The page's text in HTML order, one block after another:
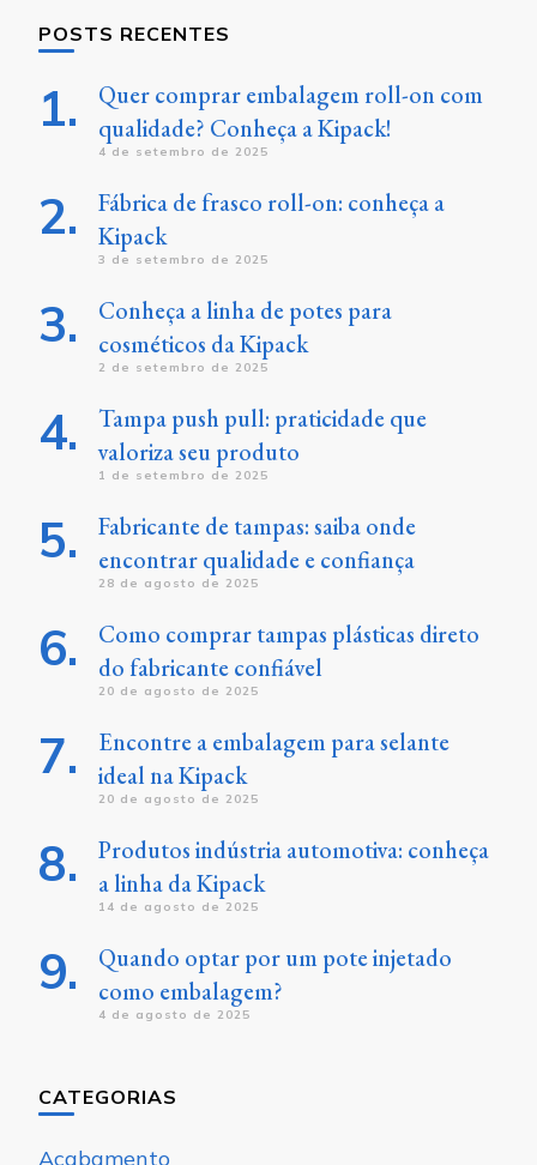
POSTS RECENTES
Quer comprar embalagem roll-on com
qualidade? Conheça a Kipack!
4 de setembro de 2025
Fábrica de frasco roll-on: conheça a
Kipack
3 de setembro de 2025
Conheça a linha de potes para
cosméticos da Kipack
2 de setembro de 2025
Tampa push pull: praticidade que
valoriza seu produto
1 de setembro de 2025
Fabricante de tampas: saiba onde
encontrar qualidade e confiança
28 de agosto de 2025
Como comprar tampas plásticas direto
do fabricante confiável
20 de agosto de 2025
Encontre a embalagem para selante
ideal na Kipack
20 de agosto de 2025
Produtos indústria automotiva: conheça
a linha da Kipack
14 de agosto de 2025
Quando optar por um pote injetado
como embalagem?
4 de agosto de 2025
CATEGORIAS
Acabamento